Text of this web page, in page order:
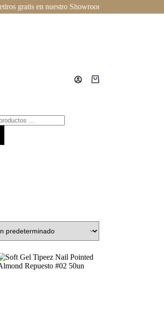
en nuestro Showroom en Providencia ✨ |
Carro